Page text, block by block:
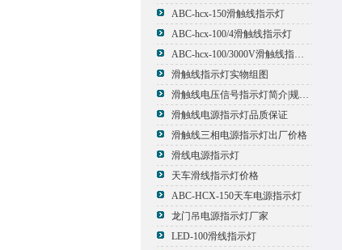
ABC-hcx-150滑触线指示灯
ABC-hcx-100/4滑触线指示灯
ABC-hcx-100/3000V滑触线指示灯
滑触线指示灯实物组图
滑触线电压信号指示灯简介|规格|型号
滑触线电源指示灯品质保证
滑触线三相电源指示灯出厂价格
滑线电源指示灯
天车滑线指示灯价格
ABC-HCX-150天车电源指示灯
龙门吊电源指示灯厂家
LED-100滑线指示灯